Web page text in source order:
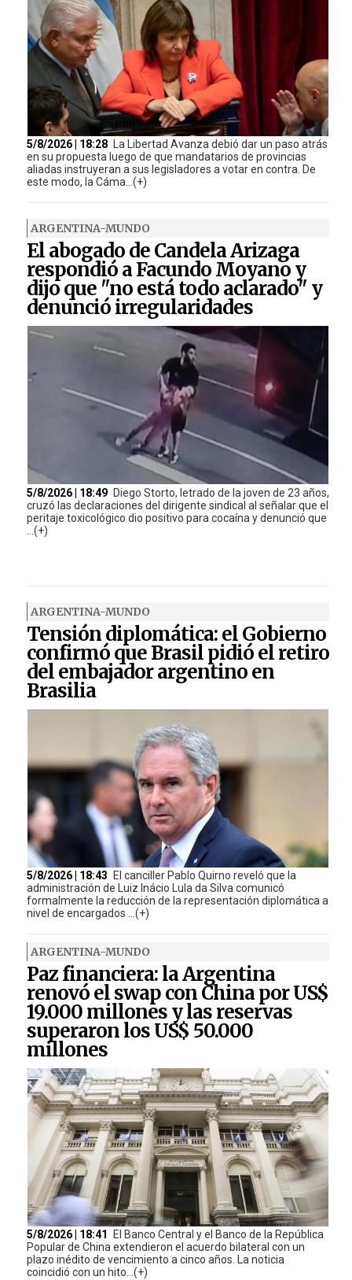
5/8/2026 | 18:28 La Libertad Avanza debió dar un paso atrás
en su propuesta luego de que mandatarios de provincias
aliadas instruyeran a sus legisladores a votar en contra. De
este modo, la Cáma...(+)
ARGENTINA-MUNDO
El abogado de Candela Arizaga
respondió a Facundo Moyano y
dijo que "no está todo aclarado" y
denunció irregularidades
5/8/2026 | 18:49 Diego Storto, letrado de la joven de 23 años,
cruzó las declaraciones del dirigente sindical al señalar que el
peritaje toxicológico dio positivo para cocaína y denunció que
...(+)
ARGENTINA-MUNDO
Tensión diplomática: el Gobierno
confirmó que Brasil pidió el retiro
del embajador argentino en
Brasilia
5/8/2026 | 18:43
El canciller Pablo Quirno reveló que la
administración de Luiz Inácio Lula da Silva comunicó
formalmente la reducción de la representación diplomática a
nivel de encargados ...(+)
ARGENTINA-MUNDO
Paz financiera: la Argentina
renovó el swap con China por US$
19.000 millones y las reservas
superaron los US$ 50.000
millones
5/8/2026 | 18:41
El Banco Central y el Banco de la República
Popular de China extendieron el acuerdo bilateral con un
plazo inédito de vencimiento a cinco años. La noticia
coincidió con un hito...(+)